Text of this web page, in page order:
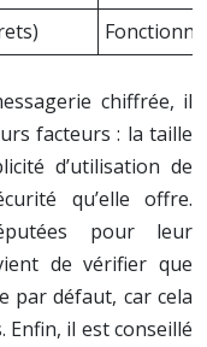
chiffrée, il
facteurs : la taille
d’utilisation de
qu’elle offre.
pour leur
de vérifier que
par défaut, car cela
il est conseillé